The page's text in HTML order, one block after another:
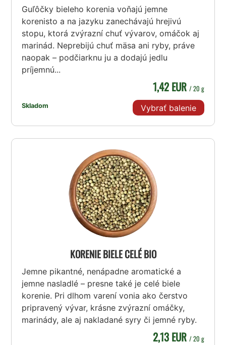
Guľôčky bieleho korenia voňajú jemne
korenisto a na jazyku zanechávajú hrejivú
stopu, ktorá zvýrazní chuť vývarov, omáčok aj
marinád. Neprebijú chuť mäsa ani ryby, práve
naopak – podčiarknu ju a dodajú jedlu
príjemnú...
Skladom
1,42 EUR / 20 g
Vybrať balenie
KORENIE BIELE CELÉ BIO
Jemne pikantné, nenápadne aromatické a
jemne nasladlé – presne také je celé biele
korenie. Pri dlhom varení vonia ako čerstvo
pripravený vývar, krásne zvýrazní omáčky,
marinády, ale aj nakladané syry či jemné ryby.
2,13 EUR / 20 g